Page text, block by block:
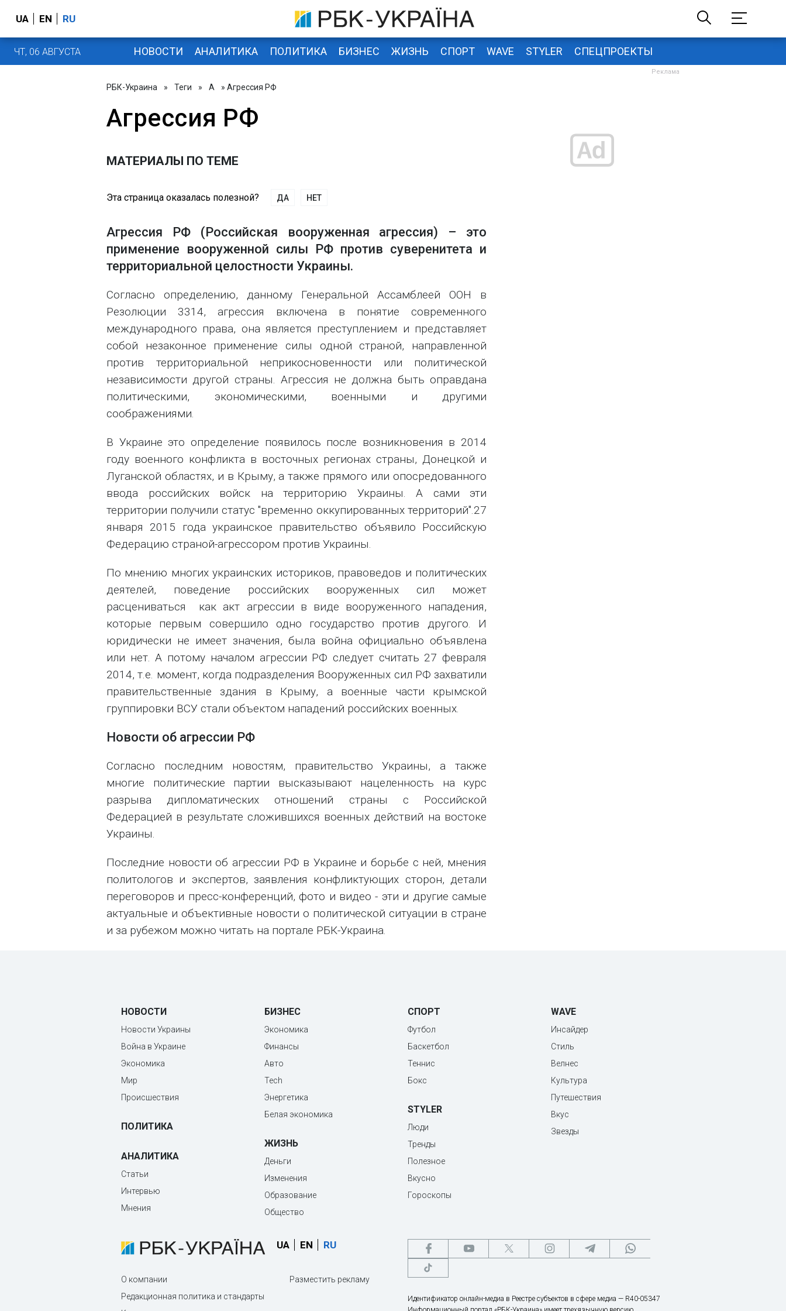
UA EN RU
ЧТ, 06 АВГУСТА НОВОСТИ АНАЛИТИКА ПОЛИТИКА БИЗНЕС ЖИЗНЬ СПОРТ WAVE STYLER СПЕЦПРОЕКТЫ
РБК-Украина » Теги » А » Агрессия РФ
Агрессия РФ
МАТЕРИАЛЫ ПО ТЕМЕ
Эта страница оказалась полезной? ДА НЕТ
Агрессия РФ (Российская вооруженная агрессия) – это
применение вооруженной силы РФ против суверенитета и
территориальной целостности Украины.
Согласно определению, данному Генеральной Ассамблеей ООН в
Резолюции 3314, агрессия включена в понятие современного
международного права, она является преступлением и представляет
собой незаконное применение силы одной страной, направленной
против территориальной неприкосновенности или политической
независимости другой страны. Агрессия не должна быть оправдана
политическими, экономическими, военными и другими
соображениями.
В Украине это определение появилось после возникновения в 2014
году военного конфликта в восточных регионах страны, Донецкой и
Луганской областях, и в Крыму, а также прямого или опосредованного
ввода российских войск на территорию Украины. А сами эти
территории получили статус "временно оккупированных территорий".27
января 2015 года украинское правительство объявило Российскую
Федерацию страной-агрессором против Украины.
По мнению многих украинских историков, правоведов и политических
деятелей, поведение российских вооруженных сил может
расцениваться как акт агрессии в виде вооруженного нападения,
которые первым совершило одно государство против другого. И
юридически не имеет значения, была война официально объявлена
или нет. А потому началом агрессии РФ следует считать 27 февраля
2014, т.е. момент, когда подразделения Вооруженных сил РФ захватили
правительственные здания в Крыму, а военные части крымской
группировки ВСУ стали объектом нападений российских военных.
Новости об агрессии РФ
Согласно последним новостям, правительство Украины, а также
многие политические партии высказывают нацеленность на курс
разрыва дипломатических отношений страны с Российской
Федерацией в результате сложившихся военных действий на востоке
Украины.
Последние новости об агрессии РФ в Украине и борьбе с ней, мнения
политологов и экспертов, заявления конфликтующих сторон, детали
переговоров и пресс-конференций, фото и видео - эти и другие самые
актуальные и объективные новости о политической ситуации в стране
и за рубежом можно читать на портале РБК-Украина.
НОВОСТИ
Новости Украины
Война в Украине
Экономика
Мир
Происшествия
ПОЛИТИКА
АНАЛИТИКА
Статьи
Интервью
Мнения
БИЗНЕС
Экономика
Финансы
Авто
Tech
Энергетика
Белая экономика
ЖИЗНЬ
Деньги
Изменения
Образование
Общество
СПОРТ
Футбол
Баскетбол
Теннис
Бокс
STYLER
Люди
Тренды
Полезное
Вкусно
Гороскопы
WAVE
Инсайдер
Стиль
Велнес
Культура
Путешествия
Вкус
Звезды
UA EN RU
О компании
Редакционная политика и стандарты
Разместить рекламу
Идентификатор онлайн-медиа в Реестре субъектов в сфере медиа — R40-05347